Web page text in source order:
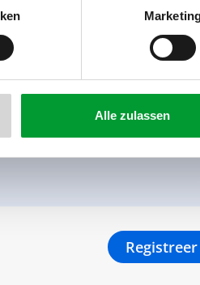
Alle zulassen
Registreer